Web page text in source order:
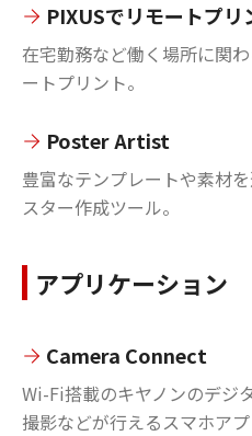
PIXUSでリモートプリ
在宅勤務など働く場所に関
ートプリント。
Poster Artist
豊富なテンプレートや素材
スター作成ツール。
アプリケーション
Camera Connect
Wi-Fi搭載のキヤノンのデジ
撮影などが行えるスマホアプ